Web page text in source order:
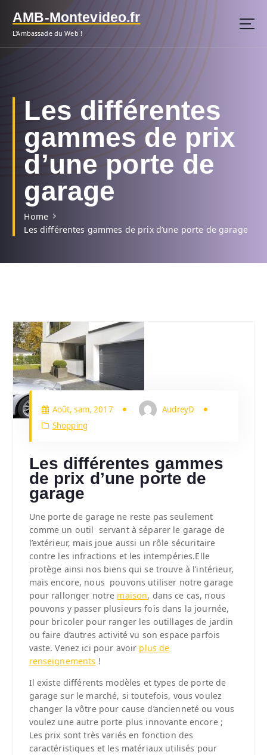
p
AMB-Montevideo.fr
L'Ambassade du Web !
Les différentes
gammes de prix
d’une porte de
garage
Home
Les différentes gammes de prix d’une porte de garage
Août, sam, 2017
AudreyD
Shopping
Les différentes gammes
de prix d’une porte de
garage
Une porte de garage ne reste pas seulement
comme un outil servant à séparer le garage de
l’extérieur, mais joue aussi un rôle sécuritaire
contre les infractions et les intempéries.Elle
protège ainsi nos biens qui se trouve à l’intérieur,
mais encore, nous pouvons utiliser notre garage
pour rallonger notre maison, dans ce cas, nous
pouvons y passer plusieurs fois dans la journée,
pour bricoler pour ranger les outillages de jardin
ou faire d’autres activité vu son espace parfois
vaste. Venez ici pour avoir plus de
renseignements !
Il existe différents modèles et types de porte de
garage sur le marché, si toutefois, vous voulez
changer la vôtre pour cause d’ancienneté ou vous
voulez une autre porte plus innovante encore ;
Les prix sont très variés en fonction des
caractéristiques et les matériaux utilisés pour